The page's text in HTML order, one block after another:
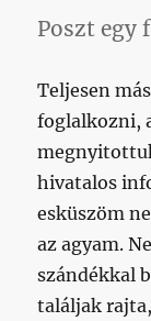
Poszt egy
Teljesen
foglalkozni,
hivatalos
esküszöm
az agyam.
szándékkal
találjak